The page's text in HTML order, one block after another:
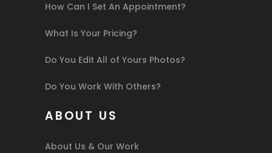
How Can I Set An Appointment?
What Is Your Pricing?
Do You Edit All of Yours Photos?
Do You Work With Others?
ABOUT US
About Us & Our Work